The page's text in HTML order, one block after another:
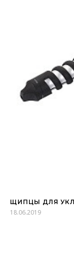
ЩИПЦЫ ДЛЯ
18.06.2019